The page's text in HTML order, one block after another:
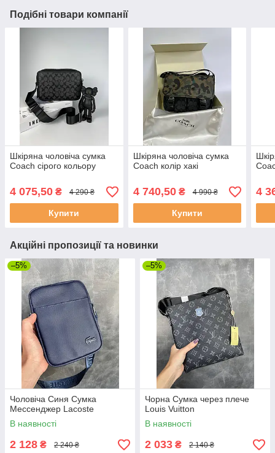
Подібні товари компанії
Шкіряна чоловіча сумка
Coach сірого кольору
4 075,50 ₴ 4 290 ₴
Купити
Шкіряна чоловіча сумка
Coach колір хакі
4 740,50₴ 4 990 ₴
Купити
4
Акційні пропозиції та новинки
–5%
Чоловіча Синя Сумка
Мессенджер Lacoste
В наявності
2 128 ₴ 2 240 ₴
–5%
Чорна Сумка через плече
Louis Vuitton
В наявності
2 033 ₴ 2 140 ₴